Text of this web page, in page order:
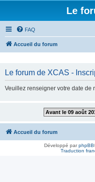
Le
FAQ
Accueil du forum
Le forum de XCAS -
Veuillez renseigner votre date de
Avant le 09 août
Accueil du forum
Développé parphpBB
Traduction